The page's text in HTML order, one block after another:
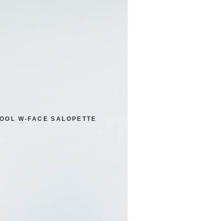
W-FACE SALOPETTE